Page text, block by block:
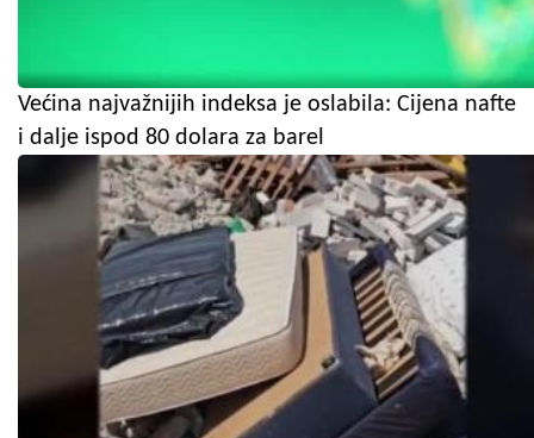
Većina najvažnijih indeksa je oslabila: Cijena nafte
i dalje ispod 80 dolara za barel